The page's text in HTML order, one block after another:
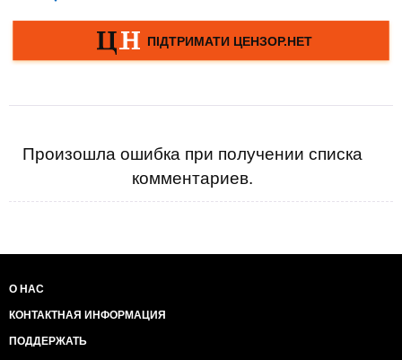
Произошла ошибка при получении списка
комментариев.
О НАС
КОНТАКТНАЯ ИНФОРМАЦИЯ
ПОДДЕРЖАТЬ